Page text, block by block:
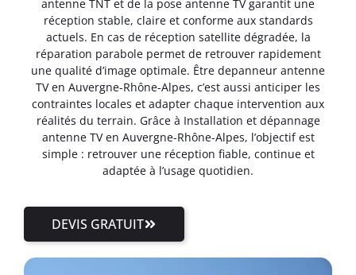
antenne TNT et de la pose antenne TV garantit une
réception stable, claire et conforme aux standards
actuels. En cas de réception satellite dégradée, la
réparation parabole permet de retrouver rapidement
une qualité d’image optimale. Être depanneur antenne
TV en Auvergne-Rhône-Alpes, c’est aussi anticiper les
contraintes locales et adapter chaque intervention aux
réalités du terrain. Grâce à Installation et dépannage
antenne TV en Auvergne-Rhône-Alpes, l’objectif est
simple : retrouver une réception fiable, continue et
adaptée à l’usage quotidien.
DEVIS GRATUIT